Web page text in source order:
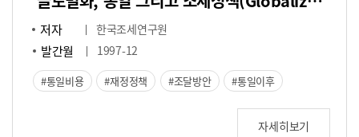
저자 한국조세연구원
발간월 1997-12
통일비용 재정정책 조달방안 통일이후
자세히보기